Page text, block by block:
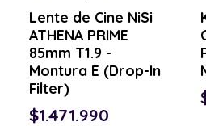
Lente de Cine NiSi
ATHENA PRIME
85mm T1.9 -
Montura E (Drop-In
Filter)
$1.471.990